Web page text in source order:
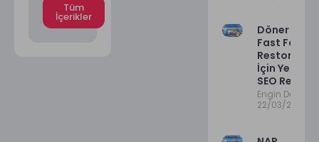
Tüm
İçerikler
Döner ve
Fast Food
İçin Yerel
SEO Rehberi
Engin Deniz
22/03/2026